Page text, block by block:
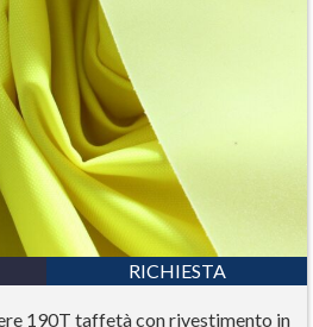
RICHIESTA
190T taffetà con rivestimento in